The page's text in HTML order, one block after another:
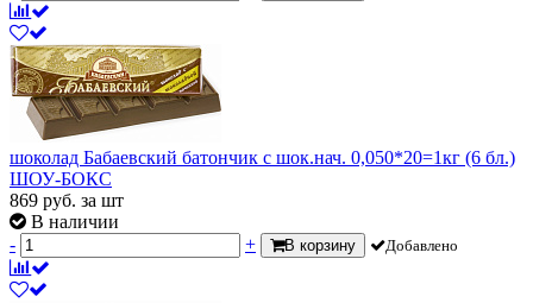
шоколад Бабаевский батончик с шок.нач. 0,050*20=1кг (6 бл.)
ШОУ-БОКС
869 руб. за шт
В наличии
-
+ В корзину Добавлено